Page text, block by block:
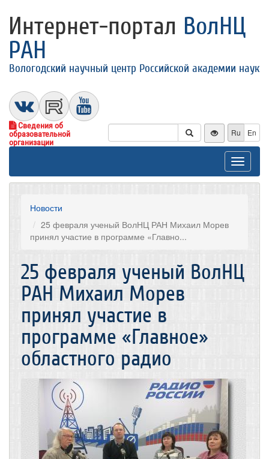
Интернет-портал ВолНЦ
РАН
Вологодский научный центр Российской академии наук
Сведения об
образовательной
организации
Ru En
Toggle
Новости
25 февраля ученый ВолНЦ РАН Михаил Морев
принял участие в программе «Главно...
25 февраля ученый ВолНЦ
РАН Михаил Морев
принял участие в
программе «Главное»
областного радио